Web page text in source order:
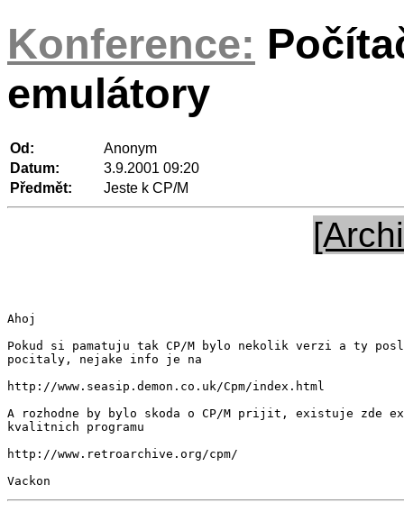
Konference:
emulátory
Od:
Anonym
Datum:
3.9.2001 09:20
Předmět:
Jeste k CP/M
Ahoj
Pokud si pamatuju tak CP/M bylo nekolik verzi a ty
pocitaly, nejake info je na
http://www.seasip.demon.co.uk/Cpm/index.html
A rozhodne by bylo skoda o CP/M prijit, existuje zde
kvalitnich programu
http://www.retroarchive.org/cpm/
Vackon